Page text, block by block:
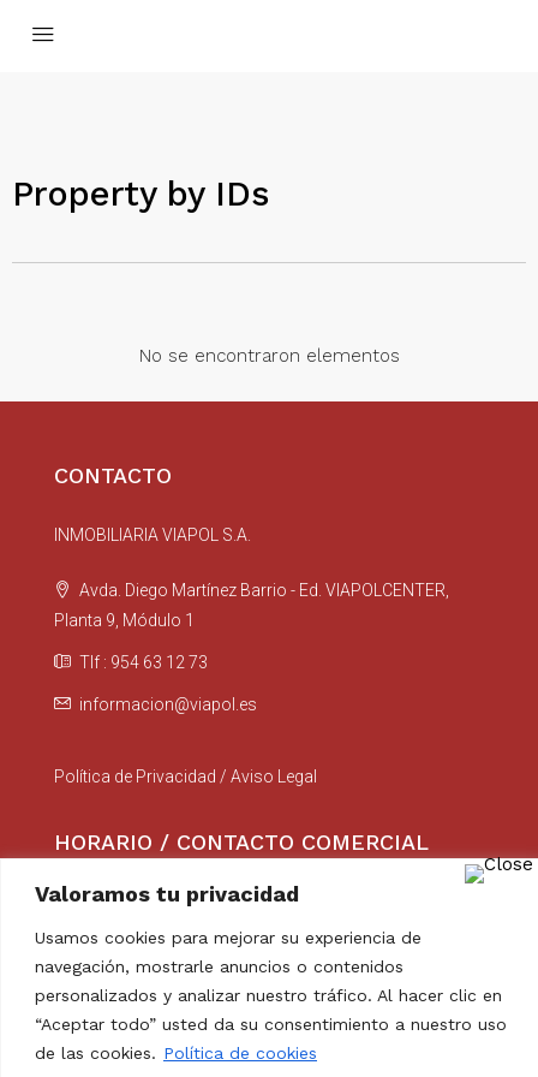
Valoramos tu privacidad
Usamos cookies para mejorar su experiencia de
navegación, mostrarle anuncios o contenidos
personalizados y analizar nuestro tráfico. Al hacer clic en
“Aceptar todo” usted da su consentimiento a nuestro uso
de las cookies. Política de cookies
Property by IDs
No se encontraron elementos
CONTACTO
INMOBILIARIA VIAPOL S.A.
Avda. Diego Martínez Barrio - Ed. VIAPOLCENTER,
Planta 9, Módulo 1
Tlf : 954 63 12 73
informacion@viapol.es
Política de Privacidad / Aviso Legal
HORARIO / CONTACTO COMERCIAL
Lunes a Viernes : 8:00 a 14:00
comercial@viapol.es